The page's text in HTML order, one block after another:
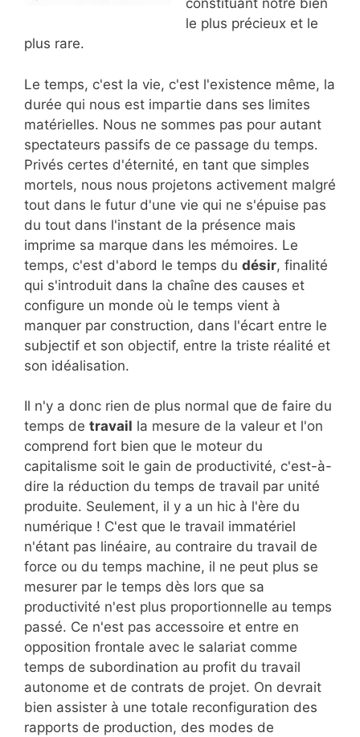
constituant notre bien
le plus précieux et le
plus rare.
Le temps, c'est la vie, c'est l'existence même, la
durée qui nous est impartie dans ses limites
matérielles. Nous ne sommes pas pour autant
spectateurs passifs de ce passage du temps.
Privés certes d'éternité, en tant que simples
mortels, nous nous projetons activement malgré
tout dans le futur d'une vie qui ne s'épuise pas
du tout dans l'instant de la présence mais
imprime sa marque dans les mémoires. Le
temps, c'est d'abord le temps du désir, finalité
qui s'introduit dans la chaîne des causes et
configure un monde où le temps vient à
manquer par construction, dans l'écart entre le
subjectif et son objectif, entre la triste réalité et
son idéalisation.
Il n'y a donc rien de plus normal que de faire du
temps de travail la mesure de la valeur et l'on
comprend fort bien que le moteur du
capitalisme soit le gain de productivité, c'est-à-
dire la réduction du temps de travail par unité
produite. Seulement, il y a un hic à l'ère du
numérique ! C'est que le travail immatériel
n'étant pas linéaire, au contraire du travail de
force ou du temps machine, il ne peut plus se
mesurer par le temps dès lors que sa
productivité n'est plus proportionnelle au temps
passé. Ce n'est pas accessoire et entre en
opposition frontale avec le salariat comme
temps de subordination au profit du travail
autonome et de contrats de projet. On devrait
bien assister à une totale reconfiguration des
rapports de production, des modes de